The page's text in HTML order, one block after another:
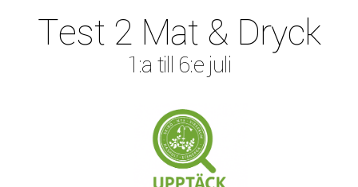
Test 2 Mat & Dryck
1:a till 6:e juli